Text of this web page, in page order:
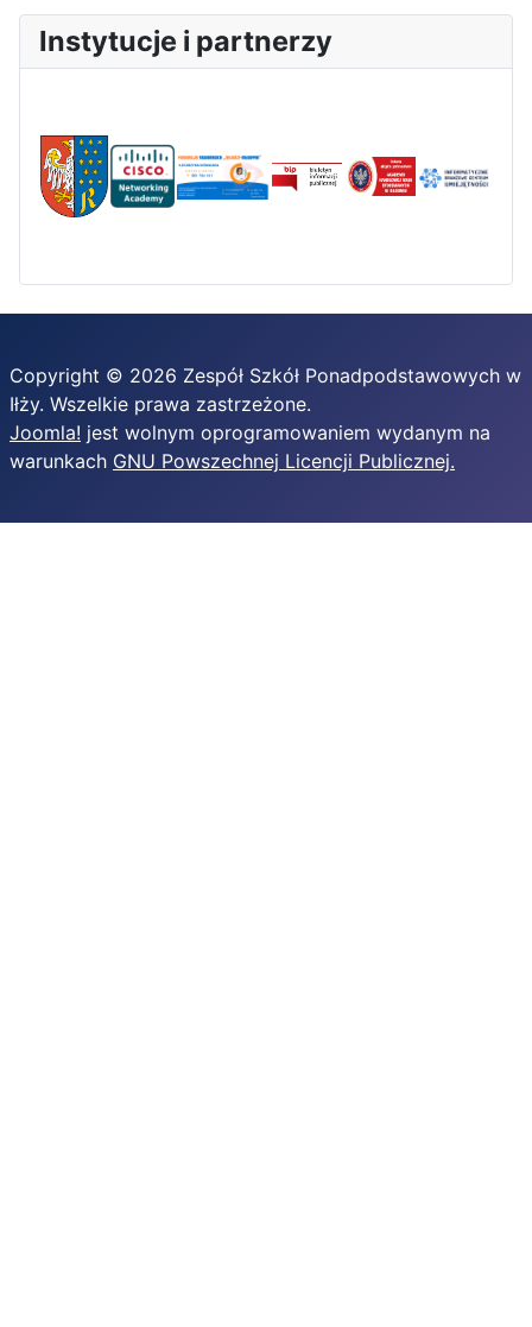
Instytucje i partnerzy
Copyright © 2026 Zespół Szkół Ponadpodstawowych w
Iłży. Wszelkie prawa zastrzeżone.
Joomla! jest wolnym oprogramowaniem wydanym na
warunkach GNU Powszechnej Licencji Publicznej.